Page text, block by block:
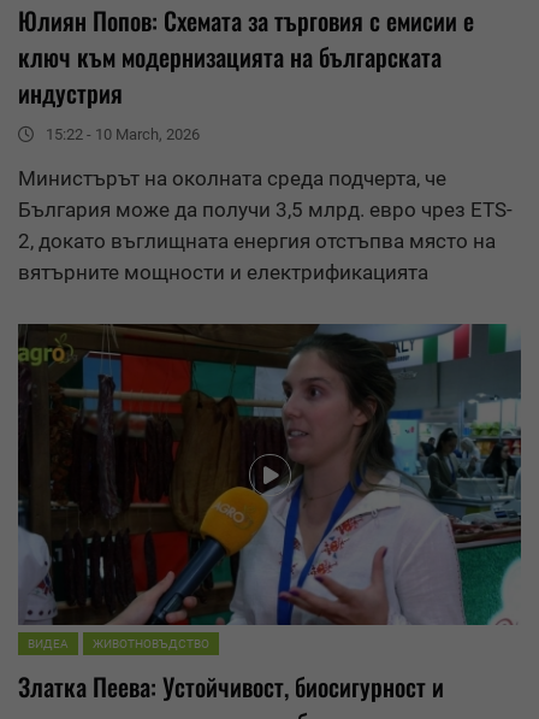
Юлиян Попов: Схемата за търговия с емисии е
ключ към модернизацията на българската
индустрия
15:22 - 10 March, 2026
Министърът на околната среда подчерта, че
България може да получи 3,5 млрд. евро чрез ETS-
2, докато въглищната енергия отстъпва място на
вятърните мощности и електрификацията
ВИДЕА ЖИВОТНОВЪДСТВО
Златка Пеева: Устойчивост, биосигурност и